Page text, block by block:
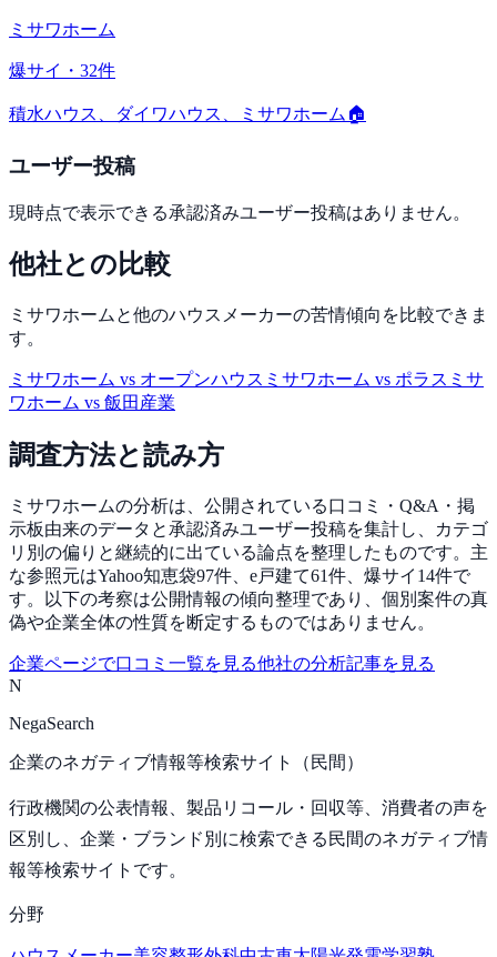
ミサワホーム
爆サイ ・ 32件
積水ハウス、ダイワハウス、ミサワホーム🏠
ユーザー投稿
現時点で表示できる承認済みユーザー投稿はありません。
他社との比較
ミサワホーム と他のハウスメーカーの苦情傾向を比較できま
す。
ミサワホーム vs オープンハウス ミサワホーム vs ポラス ミサ
ワホーム vs 飯田産業
調査方法と読み方
ミサワホームの分析は、公開されている口コミ・Q&A・掲
示板由来のデータと承認済みユーザー投稿を集計し、カテゴ
リ別の偏りと継続的に出ている論点を整理したものです。主
な参照元はYahoo知恵袋97件、e戸建て61件、爆サイ14件で
す。以下の考察は公開情報の傾向整理であり、個別案件の真
偽や企業全体の性質を断定するものではありません。
企業ページで口コミ一覧を見る他社の分析記事を見る
N
NegaSearch
企業のネガティブ情報等検索サイト（民間）
行政機関の公表情報、製品リコール・回収等、消費者の声を
区別し、企業・ブランド別に検索できる民間のネガティブ情
報等検索サイトです。
分野